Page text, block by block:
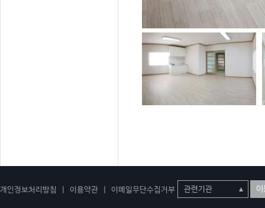
개인정보처리방침 이용약관 이메일무단수집거부 이